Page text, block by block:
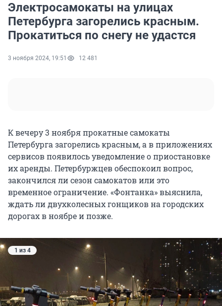
Электросамокаты на улицах
Петербурга загорелись красным.
Прокатиться по снегу не удастся
3 ноября 2024, 19:51 12 481
К вечеру 3 ноября прокатные самокаты
Петербурга загорелись красным, а в приложениях
сервисов появилось уведомление о приостановке
их аренды. Петербуржцев обеспокоил вопрос,
закончился ли сезон самокатов или это
временное ограничение. «Фонтанка» выяснила,
ждать ли двухколесных гонщиков на городских
дорогах в ноябре и позже.
1 из 4